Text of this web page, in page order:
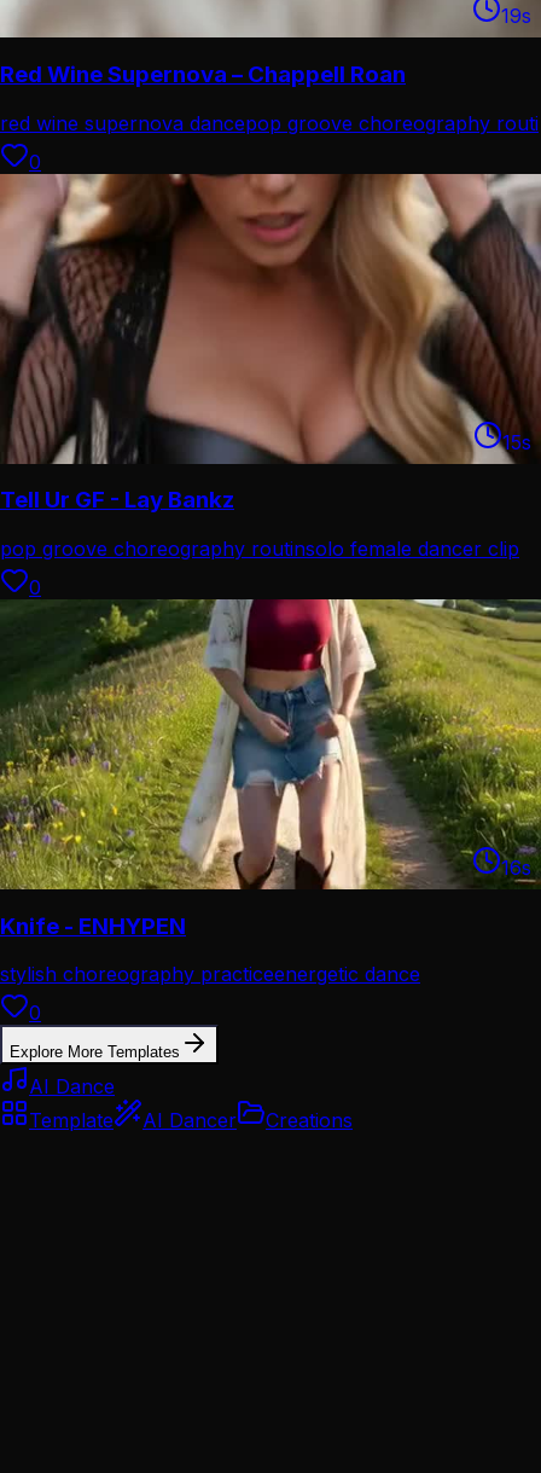
19s
Red Wine Supernova – Chappell Roan
red wine supernova dancepop groove choreography routi
0
15s
Tell Ur GF - Lay Bankz
pop groove choreography routinsolo female dancer clip
0
16s
Knife - ENHYPEN
stylish choreography practiceenergetic dance
performance
0
Explore More Templates
AI Dance
Template
AI Dancer Creations